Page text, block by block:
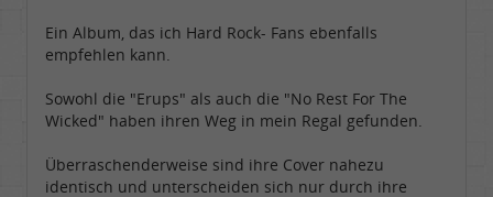
Ein Album, das ich Hard Rock- Fans ebenfalls
empfehlen kann.
Sowohl die "Erups" als auch die "No Rest For The
Wicked" haben ihren Weg in mein Regal gefunden.
Überraschenderweise sind ihre Cover nahezu
identisch und unterscheiden sich nur durch ihre